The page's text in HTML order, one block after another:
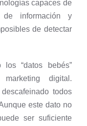
capaces de
de información y
de detectar
“datos bebés”
digital.
todos
este dato no
ser suficiente